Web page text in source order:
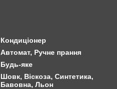
Кондиціонер
Автомат, Ручне прання
Будь-яке
Шовк, Віскоза, Синтетика,
Бавовна, Льон